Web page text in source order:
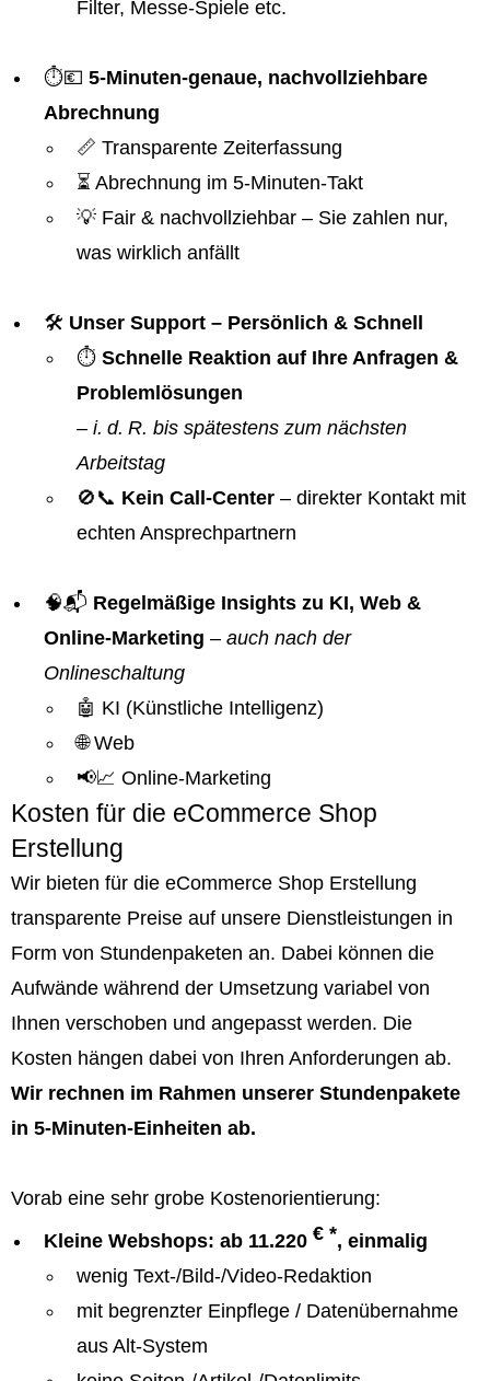
Filter, Messe-Spiele etc.
⏱️💶 5-Minuten-genaue, nachvollziehbare
Abrechnung
📏 Transparente Zeiterfassung
⏳ Abrechnung im 5-Minuten-Takt
💡 Fair & nachvollziehbar – Sie zahlen nur,
was wirklich anfällt
🛠️ Unser Support – Persönlich & Schnell
⏱️ Schnelle Reaktion auf Ihre Anfragen &
Problemlösungen
– i. d. R. bis spätestens zum nächsten
Arbeitstag
🚫📞 Kein Call-Center – direkter Kontakt mit
echten Ansprechpartnern
🧠📬 Regelmäßige Insights zu KI, Web &
Online-Marketing – auch nach der
Onlineschaltung
🤖 KI (Künstliche Intelligenz)
🌐 Web
📢📈 Online-Marketing
Kosten für die eCommerce Shop
Erstellung
Wir bieten für die eCommerce Shop Erstellung
transparente Preise auf unsere Dienstleistungen in
Form von Stundenpaketen an. Dabei können die
Aufwände während der Umsetzung variabel von
Ihnen verschoben und angepasst werden. Die
Kosten hängen dabei von Ihren Anforderungen ab.
Wir rechnen im Rahmen unserer Stundenpakete
in 5-Minuten-Einheiten ab.
Vorab eine sehr grobe Kostenorientierung:
Kleine Webshops: ab 11.220 € *, einmalig
wenig Text-/Bild-/Video-Redaktion
mit begrenzter Einpflege / Datenübernahme
aus Alt-System